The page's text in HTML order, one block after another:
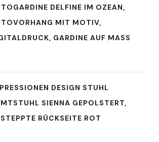
DELFINE IM OZEAN,
MIT MOTIV,
GARDINE AUF MASS
DESIGN STUHL
SIENNA GEPOLSTERT,
RÜCKSEITE ROT